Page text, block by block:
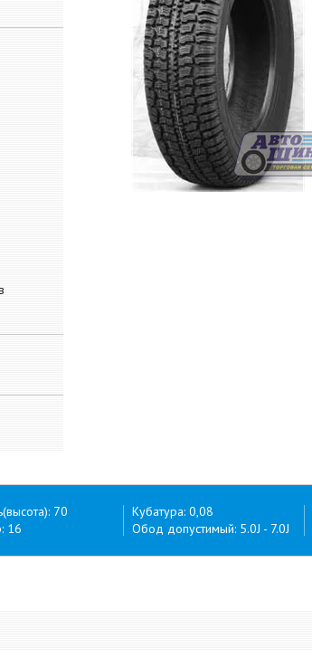
70
16
Кубатура: 0,08
Обод допустимый: 5.0J - 7.0J